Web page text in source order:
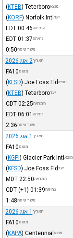
מוצאTeterboro
(KTEB)
יעד Norfolk Intl
(KORF)
המראה00:46
EDT
נחיתה01:37
EDT
משך טיסה0:50
תאריך2 אוג 2026
מטוסFA10
מוצא Joe Foss Fld
(KFSD)
יעדTeterboro
(KTEB)
המראה02:25
CDT
נחיתה 06:01
EDT
משך טיסה2:36
תאריך 1 אוג 2026
מטוסFA10
מוצא Glacier Park Intl
(KGPI)
יעד Joe Foss Fld
(KFSD)
המראה22:50
MDT
נחיתה01:39
CDT(+1)
משך טיסה1:48
תאריך 1 אוג 2026
מטוסFA10
מוצא Centennial
(KAPA)